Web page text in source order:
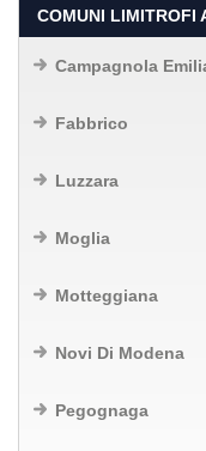
COMUNI LIMITROFI
Campagnola
Fabbrico
Luzzara
Moglia
Motteggiana
Novi Di Modena
Pegognaga